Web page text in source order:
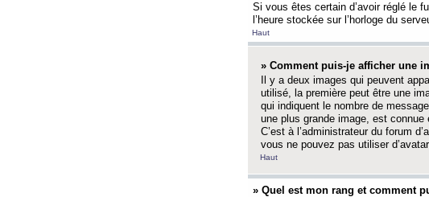
Si vous êtes certain d’avoir réglé le
l’heure stockée sur l’horloge du
Haut
» Comment puis-je afficher une
Il y a deux images qui peuvent
utilisé, la première peut être une
qui indiquent le nombre de
une plus grande image, est connue
C’est à l’administrateur du forum
vous ne pouvez pas utiliser
Haut
» Quel est mon rang et comment